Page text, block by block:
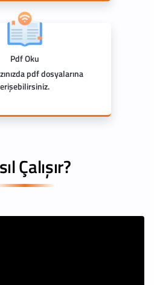
Pdf Oku
pdf dosyalarına
erişebilirsiniz.
Çalışır?